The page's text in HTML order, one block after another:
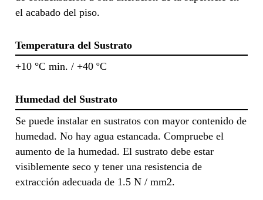
el acabado del piso.
Temperatura del Sustrato
+10 °C min. / +40 ºC
Humedad del Sustrato
Se puede instalar en sustratos con mayor contenido de
humedad. No hay agua estancada. Compruebe el
aumento de la humedad. El sustrato debe estar
visiblemente seco y tener una resistencia de
extracción adecuada de 1.5 N / mm2.